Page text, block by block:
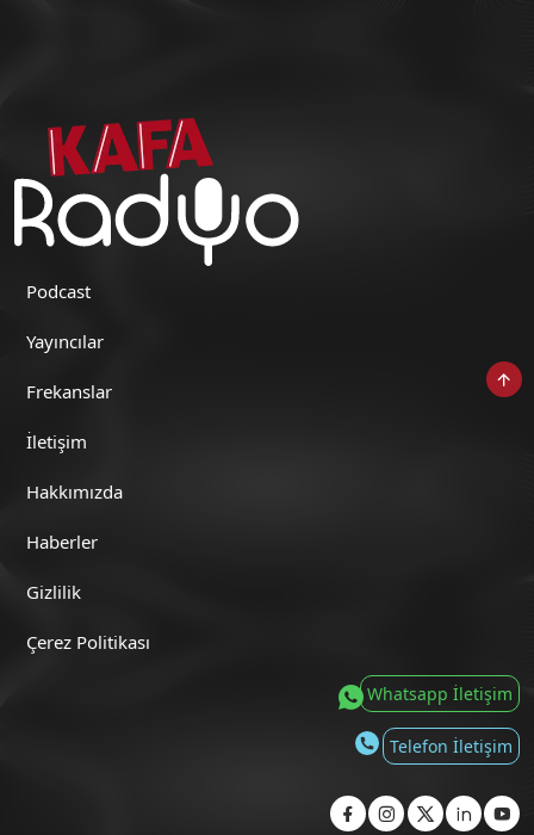
Turizm Kafası (30 Mayıs 2026)
Podcast
Yayıncılar
Frekanslar
İletişim
Hakkımızda
Haberler
Gizlilik
Çerez Politikası
Whatsapp İletişim
Telefon İletişim